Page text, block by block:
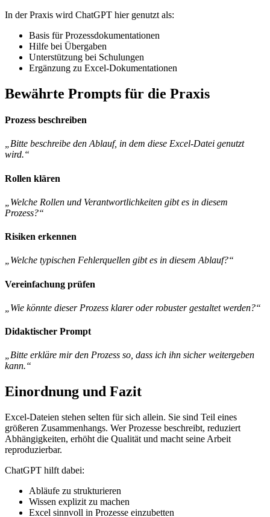
In der Praxis wird ChatGPT hier genutzt als:
Basis für Prozessdokumentationen
Hilfe bei Übergaben
Unterstützung bei Schulungen
Ergänzung zu Excel-Dokumentationen
Bewährte Prompts für die Praxis
Prozess beschreiben
„Bitte beschreibe den Ablauf, in dem diese Excel-Datei genutzt
wird.“
Rollen klären
„Welche Rollen und Verantwortlichkeiten gibt es in diesem
Prozess?“
Risiken erkennen
„Welche typischen Fehlerquellen gibt es in diesem Ablauf?“
Vereinfachung prüfen
„Wie könnte dieser Prozess klarer oder robuster gestaltet werden?“
Didaktischer Prompt
„Bitte erkläre mir den Prozess so, dass ich ihn sicher weitergeben
kann.“
Einordnung und Fazit
Excel-Dateien stehen selten für sich allein. Sie sind Teil eines
größeren Zusammenhangs. Wer Prozesse beschreibt, reduziert
Abhängigkeiten, erhöht die Qualität und macht seine Arbeit
reproduzierbar.
ChatGPT hilft dabei:
Abläufe zu strukturieren
Wissen explizit zu machen
Excel sinnvoll in Prozesse einzubetten